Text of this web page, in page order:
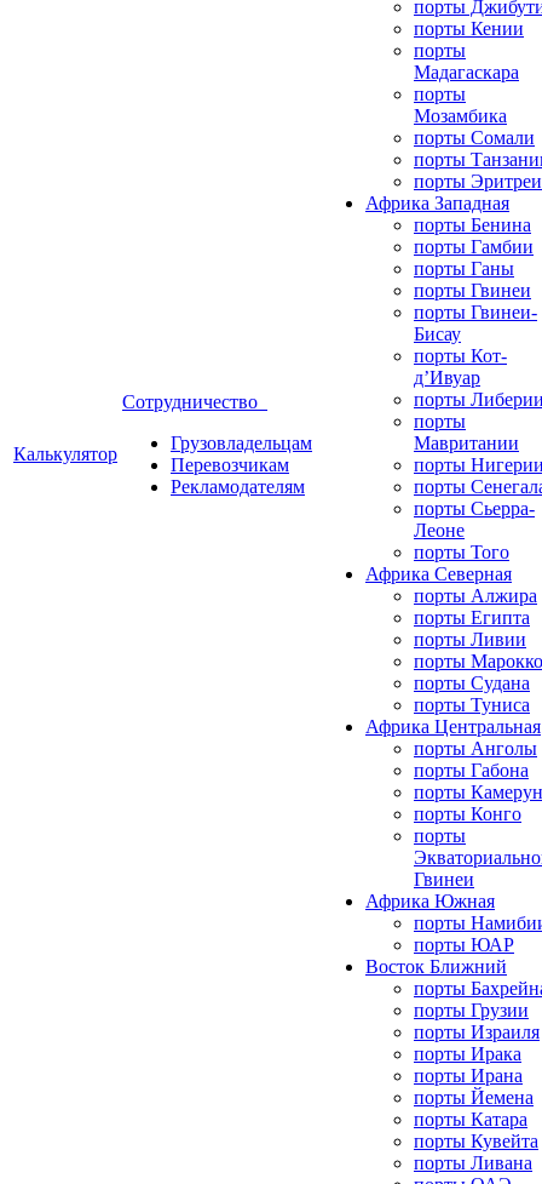
Калькулятор
Сотрудничество
Грузовладельцам
Перевозчикам
Рекламодателям
порты
порты Кении
порты
Мадагаскара
порты
Мозамбика
порты Сомали
порты
порты Эритреи
Африка Западная
порты Бенина
порты Гамбии
порты Ганы
порты Гвинеи
порты Гвинеи-
Бисау
порты Кот-
д’Ивуар
порты
порты
Мавритании
порты
порты
порты Сьерра-
Леоне
порты Того
Африка Северная
порты Алжира
порты Египта
порты Ливии
порты Марокко
порты Судана
порты Туниса
Африка Центральная
порты Анголы
порты Габона
порты
порты Конго
порты
Гвинеи
Африка Южная
порты
порты ЮАР
Восток Ближний
порты
порты Грузии
порты Израиля
порты Ирака
порты Ирана
порты Йемена
порты Катара
порты Кувейта
порты Ливана